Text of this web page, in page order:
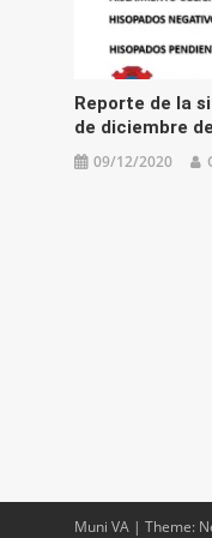
Reporte de la
de diciembre
09/12/2020
Muni VA | Theme: